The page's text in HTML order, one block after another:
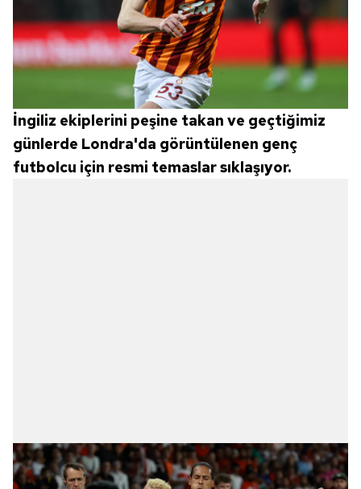
İngiliz ekiplerini peşine takan ve geçtiğimiz
günlerde Londra'da görüntülenen genç
futbolcu için resmi temaslar sıklaşıyor.